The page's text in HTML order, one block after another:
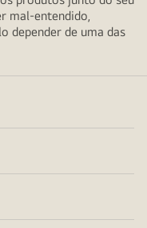
mal-entendido,
depender de uma das